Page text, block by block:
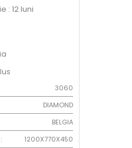
: 12 luni
3060
DIAMOND
BELGIA
1200X770X450